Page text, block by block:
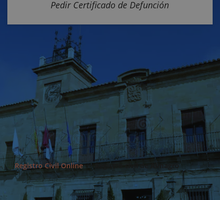
Pedir Certificado de Defunción
Registro Civil Online>>Registro civil de Almagro